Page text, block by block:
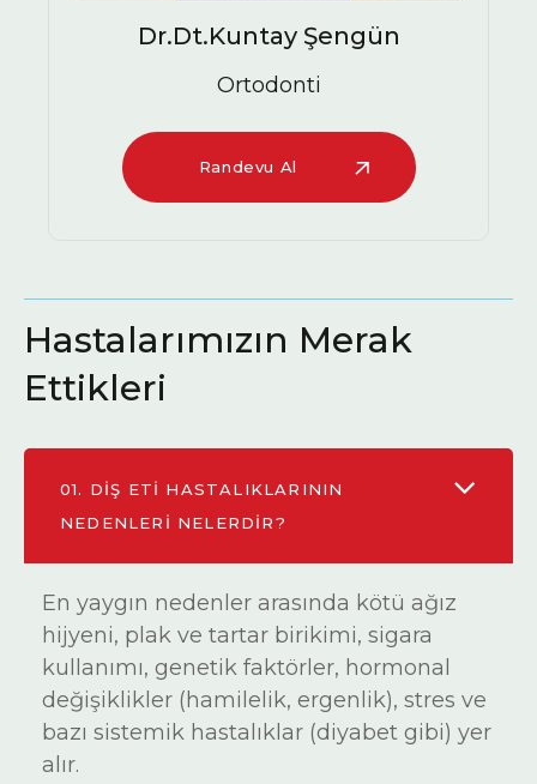
Ezgi Gülüm
Ağız Diş ve Çene Cerrahisi Uzmanı
Randevu Al
Hastalarımızın Merak
Ettikleri
01.
NEDENLERI NELERDIR?
En yaygın nedenler arasında kötü ağız
hijyeni, plak ve tartar birikimi, sigara
kullanımı, genetik faktörler, hormonal
değişiklikler (hamilelik, ergenlik), stres ve
bazı sistemik hastalıklar (diyabet gibi) yer
alır.